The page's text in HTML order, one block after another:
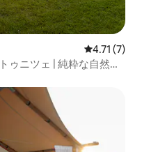
レビュー7
4.71 (7)
ゥニツェ | 純粋な自然の